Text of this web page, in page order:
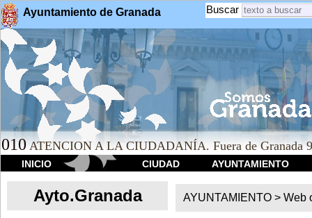
Ayuntamiento de Granada Buscar
010 ATENCION A LA CIUDADANÍA. Fuera de Granada
INICIO CIUDAD AYUNTAMIENTO
Ayto.Granada AYUNTAMIENTO > Web